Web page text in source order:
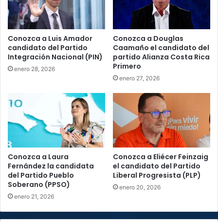
Conozca a Luis Amador
candidato del Partido
Integración Nacional (PIN)
enero 28, 2026
Conozca a Douglas
Caamaño el candidato del
partido Alianza Costa Rica
Primero
enero 27, 2026
Conozca a Laura
Fernández la candidata
del Partido Pueblo
Soberano (PPSO)
enero 21, 2026
Conozca a Eliécer Feinzaig
el candidato del Partido
Liberal Progresista (PLP)
enero 20, 2026